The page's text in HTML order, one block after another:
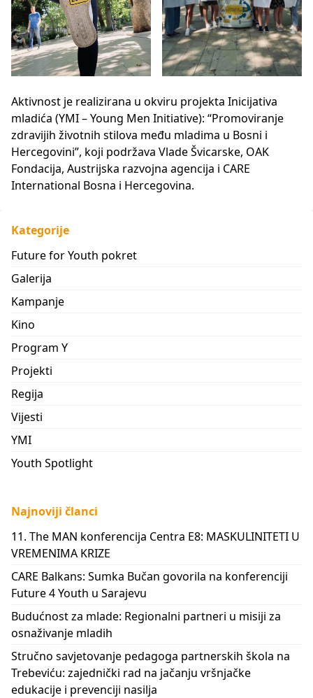
Aktivnost je realizirana u okviru projekta Inicijativa
mladića (YMI – Young Men Initiative): “Promoviranje
zdravijih životnih stilova među mladima u Bosni i
Hercegovini”, koji podržava Vlade Švicarske, OAK
Fondacija, Austrijska razvojna agencija i CARE
International Bosna i Hercegovina.
Kategorije
Future for Youth pokret
Galerija
Kampanje
Kino
Program Y
Projekti
Regija
Vijesti
YMI
Youth Spotlight
Najnoviji članci
11. The MAN konferencija Centra E8: MASKULINITETI U
VREMENIMA KRIZE
CARE Balkans: Sumka Bučan govorila na konferenciji
Future 4 Youth u Sarajevu
Budućnost za mlade: Regionalni partneri u misiji za
osnaživanje mladih
Stručno savjetovanje pedagoga partnerskih škola na
Trebeviću: zajednički rad na jačanju vršnjačke
edukacije i prevenciji nasilja